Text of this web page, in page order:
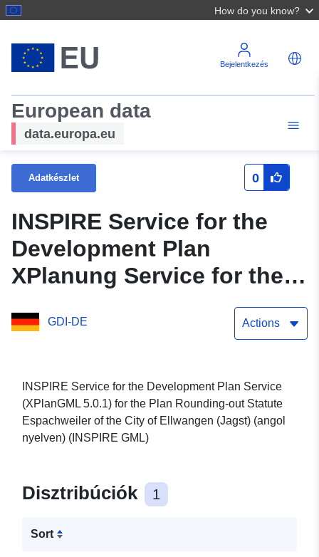
How do you know?
Bejelentkezés
European data
data.europa.eu
Adatkészlet 0
INSPIRE Service for the
Development Plan
XPlanung Service for the
Plan Rounding Statute
Espachweiler (XPlanGML
(INSPIRE GML)
GDI-DE Actions
INSPIRE Service for the Development Plan Service
(XPlanGML 5.0.1) for the Plan Rounding-out Statute
Espachweiler of the City of Ellwangen (Jagst) (angol
nyelven) (INSPIRE GML)
Disztribúciók 1
Sort